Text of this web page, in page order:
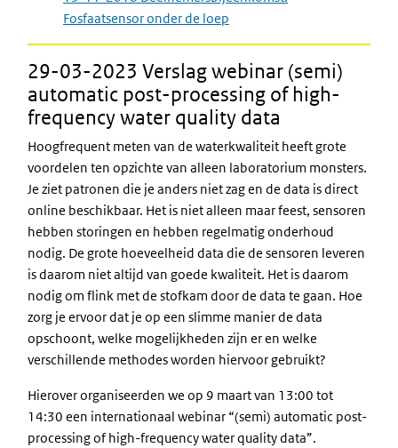
Fosfaatsensor onder de loep
29-03-2023 Verslag webinar (semi)
automatic post-processing of high-
frequency water quality data
Hoogfrequent meten van de waterkwaliteit heeft grote
voordelen ten opzichte van alleen laboratorium monsters.
Je ziet patronen die je anders niet zag en de data is direct
online beschikbaar. Het is niet alleen maar feest, sensoren
hebben storingen en hebben regelmatig onderhoud
nodig. De grote hoeveelheid data die de sensoren leveren
is daarom niet altijd van goede kwaliteit. Het is daarom
nodig om flink met de stofkam door de data te gaan. Hoe
zorg je ervoor dat je op een slimme manier de data
opschoont, welke mogelijkheden zijn er en welke
verschillende methodes worden hiervoor gebruikt?
Hierover organiseerden we op 9 maart van 13:00 tot
14:30 een internationaal webinar “(semi) automatic post-
processing of high-frequency water quality data”.